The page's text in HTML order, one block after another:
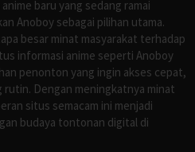
baru yang sedang ramai
Anoboy sebagai pilihan utama.
besar minat masyarakat terhadap
informasi anime seperti Anoboy
penonton yang ingin akses cepat,
Dengan meningkatnya minat
situs semacam ini menjadi
budaya tontonan digital di